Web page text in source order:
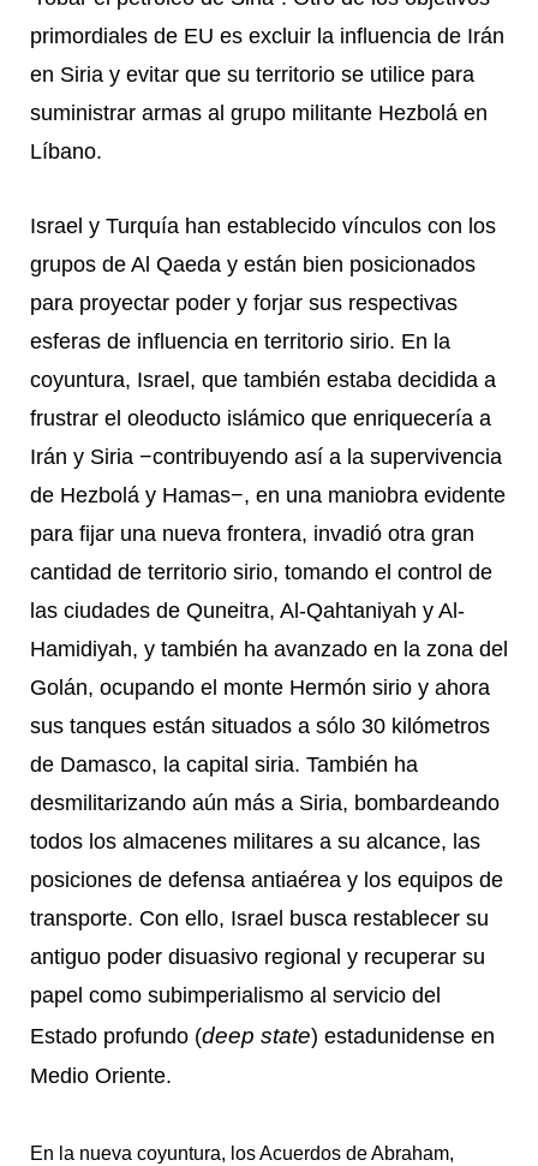
primordiales de EU es excluir la influencia de Irán
en Siria y evitar que su territorio se utilice para
suministrar armas al grupo militante Hezbolá en
Líbano.
Israel y Turquía han establecido vínculos con los
grupos de Al Qaeda y están bien posicionados
para proyectar poder y forjar sus respectivas
esferas de influencia en territorio sirio. En la
coyuntura, Israel, que también estaba decidida a
frustrar el oleoducto islámico que enriquecería a
Irán y Siria −contribuyendo así a la supervivencia
de Hezbolá y Hamas−, en una maniobra evidente
para fijar una nueva frontera, invadió otra gran
cantidad de territorio sirio, tomando el control de
las ciudades de Quneitra, Al-Qahtaniyah y Al-
Hamidiyah, y también ha avanzado en la zona del
Golán, ocupando el monte Hermón sirio y ahora
sus tanques están situados a sólo 30 kilómetros
de Damasco, la capital siria. También ha
desmilitarizando aún más a Siria, bombardeando
todos los almacenes militares a su alcance, las
posiciones de defensa antiaérea y los equipos de
transporte. Con ello, Israel busca restablecer su
antiguo poder disuasivo regional y recuperar su
papel como subimperialismo al servicio del
Estado profundo (deep state) estadunidense en
Medio Oriente.
En la nueva coyuntura, los Acuerdos de Abraham,